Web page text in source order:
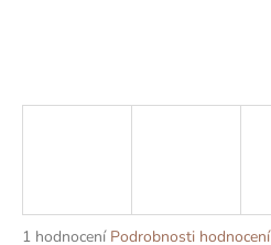
Průměrné
1 hodnocení Podrobnosti hodnocení
t